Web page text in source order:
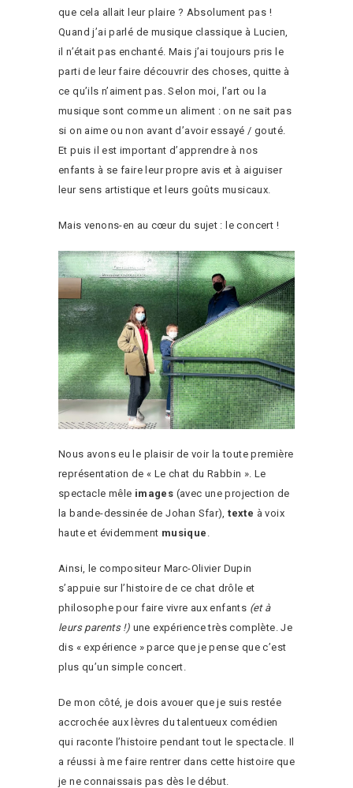
que cela allait leur plaire ? Absolument pas !
Quand j’ai parlé de musique classique à Lucien,
il n’était pas enchanté. Mais j’ai toujours pris le
parti de leur faire découvrir des choses, quitte à
ce qu’ils n’aiment pas. Selon moi, l’art ou la
musique sont comme un aliment : on ne sait pas
si on aime ou non avant d’avoir essayé / gouté.
Et puis il est important d’apprendre à nos
enfants à se faire leur propre avis et à aiguiser
leur sens artistique et leurs goûts musicaux.
Mais venons-en au cœur du sujet : le concert !
Nous avons eu le plaisir de voir la toute première
représentation de « Le chat du Rabbin ». Le
spectacle mêle images (avec une projection de
la bande-dessinée de Johan Sfar),texte à voix
haute et évidemment musique .
Ainsi, le compositeur Marc-Olivier Dupin
s’appuie sur l’histoire de ce chat drôle et
philosophe pour faire vivre aux enfants (et à
leurs parents !) une expérience très complète. Je
dis « expérience » parce que je pense que c’est
plus qu’un simple concert.
De mon côté, je dois avouer que je suis restée
accrochée aux lèvres du talentueux comédien
qui raconte l’histoire pendant tout le spectacle. Il
a réussi à me faire rentrer dans cette histoire que
je ne connaissais pas dès le début.